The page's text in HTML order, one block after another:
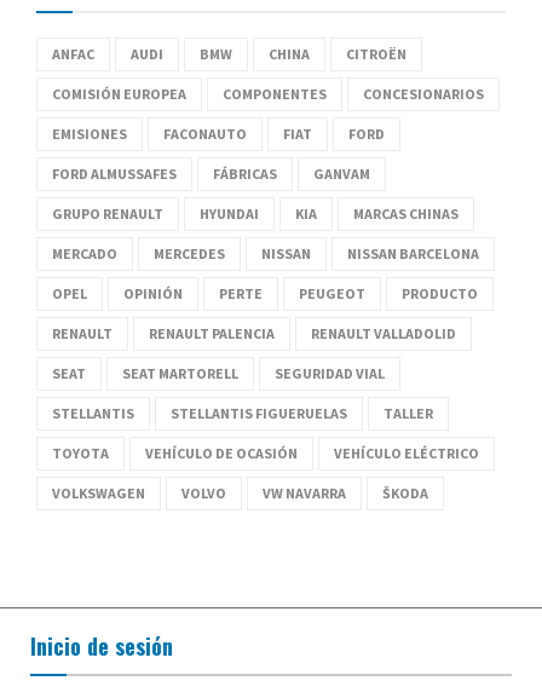
ANFAC AUDI BMW CHINA CITROËN
COMISIÓN EUROPEA COMPONENTES CONCESIONARIOS
EMISIONES FACONAUTO FIAT FORD
FORD ALMUSSAFES FÁBRICAS GANVAM
GRUPO RENAULT HYUNDAI KIA MARCAS CHINAS
MERCADO MERCEDES NISSAN NISSAN BARCELONA
OPEL OPINIÓN PERTE PEUGEOT PRODUCTO
RENAULT RENAULT PALENCIA RENAULT VALLADOLID
SEAT SEAT MARTORELL SEGURIDAD VIAL
STELLANTIS STELLANTIS FIGUERUELAS TALLER
TOYOTA VEHÍCULO DE OCASIÓN VEHÍCULO ELÉCTRICO
VOLKSWAGEN VOLVO VW NAVARRA ŠKODA
Inicio de sesión